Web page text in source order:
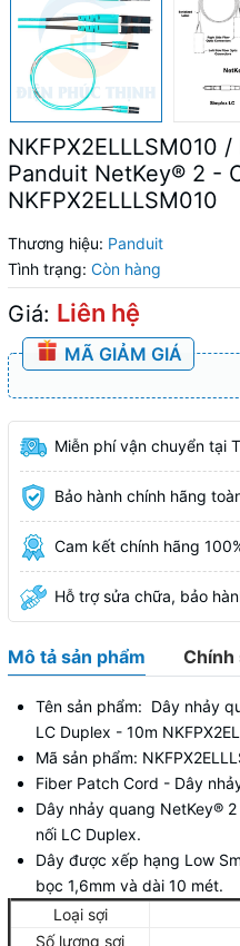
NKFPX2ELLLSM010
Panduit NetKey® 2 -
NKFPX2ELLLSM010
Thương hiệu: Panduit
Tình trạng: Còn hàng
Giá: Liên hệ
MÃ GIẢM GIÁ
Miễn phí vận chuyển tại
Bảo hành chính hãng
Cam kết chính hãng
Hỗ trợ sửa chữa, bảo
Mô tả sản phẩm Chính
Tên sản phẩm: Dây nhảy
LC Duplex - 10m
Mã sản phẩm:
Fiber Patch Cord - Dây
Dây nhảy quang NetKey®
nối LC Duplex.
Dây được xếp hạng Low
bọc 1,6mm và dài 10 mét.
Loại sợi
Số lượng sợi